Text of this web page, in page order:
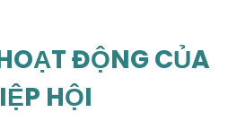
ĐỘNG CỦA
HỘI